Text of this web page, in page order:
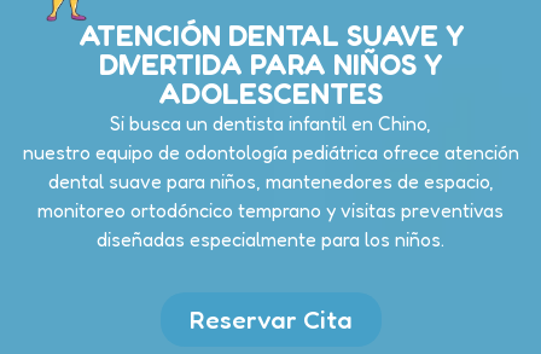
ATENCIÓN DENTAL SUAVE Y
DIVERTIDA PARA NIÑOS Y
ADOLESCENTES
Si busca un dentista infantil en Chino,
nuestro equipo de odontología pediátrica ofrece atención
dental suave para niños, mantenedores de espacio,
monitoreo ortodóncico temprano y visitas preventivas
diseñadas especialmente para los niños.
Reservar Cita